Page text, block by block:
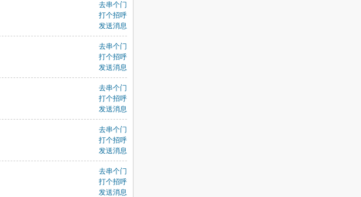
去串个门
打个招呼
发送消息
去串个门
打个招呼
发送消息
去串个门
打个招呼
发送消息
去串个门
打个招呼
发送消息
去串个门
打个招呼
发送消息